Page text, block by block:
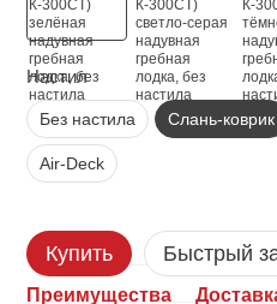
Настил
Без настила Слань-коврик
Air-Deck
Купить Быстрый
Преимущества